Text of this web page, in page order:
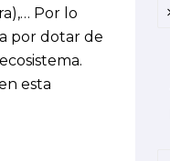
Por lo
por dotar de
esta